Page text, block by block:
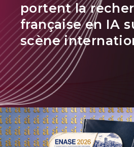
portent la
française en IA
scène